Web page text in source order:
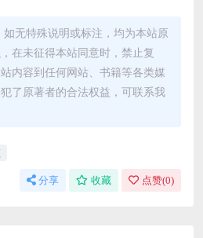
无特殊说明或标注，均为本站原
在未征得本站同意时，禁止复
内容到任何网站、书籍等各类媒
了原著者的合法权益，可联系我
分享 收藏 点赞(0)